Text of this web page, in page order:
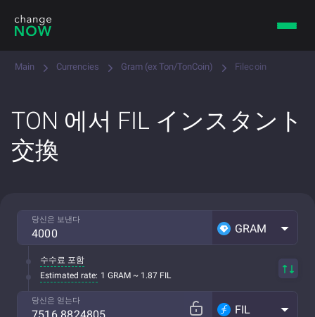
Main Currencies Gram (ex Ton/TonCoin) Filecoin
TON 에서 FIL インスタント
交換
당신은 보낸다
GRAM
수수료 포함
Estimated rate: 1 GRAM ~ 1.87 FIL
당신은 얻는다
FIL